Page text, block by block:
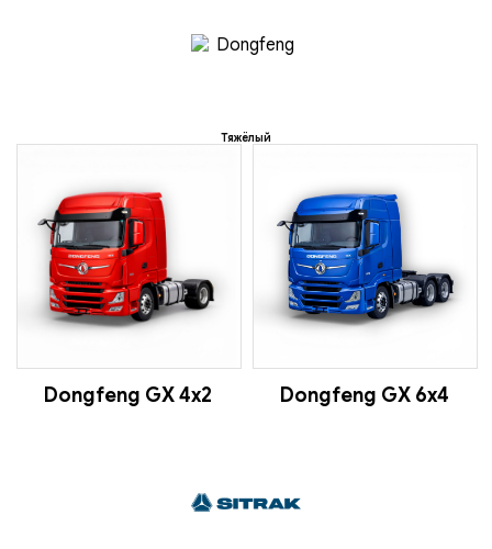
Тяжёлый
Dongfeng GX 4x2 Dongfeng GX 6x4